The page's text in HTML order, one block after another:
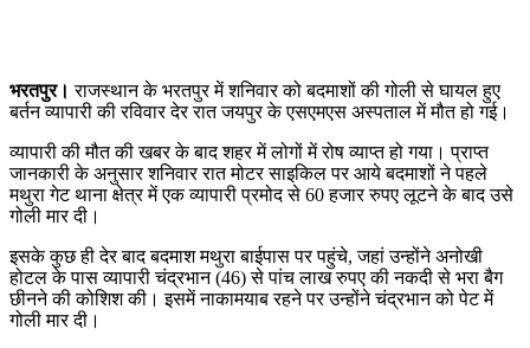
भरतपुर। राजस्थान के भरतपुर में शनिवार को बदमाशों की गोली से घायल हुए
बर्तन व्यापारी की रविवार देर रात जयपुर के एसएमएस अस्पताल में मौत हो गई।
व्यापारी की मौत की खबर के बाद शहर में लोगों में रोष व्याप्त हो गया। प्राप्त
जानकारी के अनुसार शनिवार रात मोटर साइकिल पर आये बदमाशों ने पहले
मथुरा गेट थाना क्षेत्र में एक व्यापारी प्रमोद से 60 हजार रुपए लूटने के बाद उसे
गोली मार दी।
इसके कुछ ही देर बाद बदमाश मथुरा बाईपास पर पहुंचे, जहां उन्होंने अनोखी
होटल के पास व्यापारी चंद्रभान (46) से पांच लाख रुपए की नकदी से भरा बैग
छीनने की कोशिश की। इसमें नाकामयाब रहने पर उन्होंने चंद्रभान को पेट में
गोली मार दी।